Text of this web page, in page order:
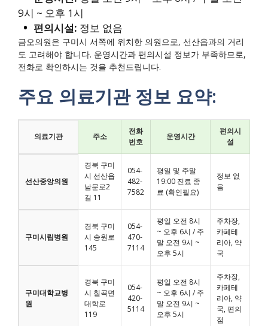
9시 ~ 오후 1시
편의시설: 정보 없음
금오의원은 구미시 서쪽에 위치한 의원으로, 선산읍과의 거리
도 고려해야 합니다. 운영시간과 편의시설 정보가 부족하므로,
전화로 확인하시는 것을 추천드립니다.
주요 의료기관 정보 요약:
의료기관 주소
전화
번호
운영시간
편의시
설
선산중앙의원
경북 구미
시 선산읍
남문로2
길 11
054-
482-
7582
평일 및 주말
19:00 진료 종
료 (확인필요)
정보 없
음
구미시립병원
경북 구미
시 송원로
145
054-
470-
7114
평일 오전 8시
~ 오후 6시 / 주
말 오전 9시 ~
오후 5시
주차장,
카페테
리아, 약
국
구미대학교병
원
경북 구미
시 칠곡면
대학로
119
054-
420-
5114
평일 오전 8시
~ 오후 6시 / 주
말 오전 9시 ~
오후 5시
주차장,
카페테
리아, 약
국, 편의
점